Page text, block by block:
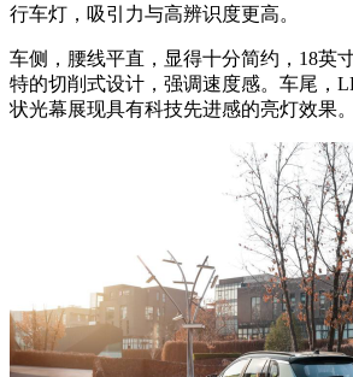
行车灯，吸引力与高辨识度更高。
车侧，腰线平直，显得十分简约，18英
特的切削式设计，强调速度感。车尾，
状光幕展现具有科技先进感的亮灯效果。